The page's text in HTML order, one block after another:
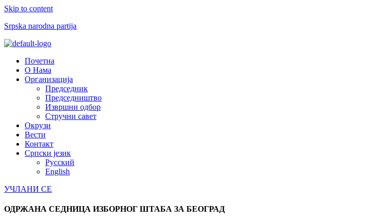
Skip to content
Srpska narodna partija
Menu
Почетна
О Нама
Организација
Председник
Председништво
Извршни одбор
Стручни савет
Окрузи
Вести
Контакт
Српски језик
Русский
English
УЧЛАНИ СЕ
ОДРЖАНА СЕДНИЦА ИЗБОРНОГ ШТАБА ЗА БЕОГРАД